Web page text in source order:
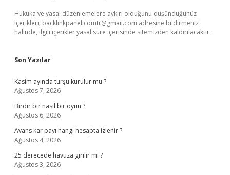
Hukuka ve yasal düzenlemelere aykırı olduğunu düşündüğünüz
içerikleri, backlinkpanelicomtr@gmail.com adresine bildirmeniz
halinde, ilgili içerikler yasal süre içerisinde sitemizden kaldırılacaktır.
Son Yazılar
Kasim ayında turşu kurulur mu ?
Ağustos 7, 2026
Birdir bir nasıl bir oyun ?
Ağustos 6, 2026
Avans kar payı hangi hesapta izlenir ?
Ağustos 4, 2026
25 derecede havuza girilir mi ?
Ağustos 3, 2026